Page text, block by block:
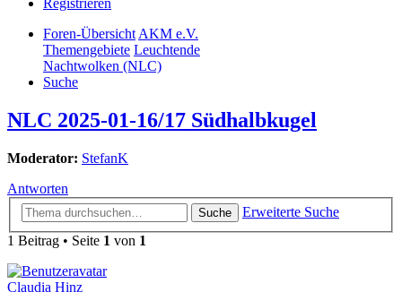
Foren-Übersicht AKM e.V.
Themengebiete Leuchtende
Nachtwolken (NLC)
Suche
NLC 2025-01-16/17 Südhalbkugel
Moderator: StefanK
Antworten
Suche
Erweiterte Suche
1 Beitrag • Seite 1 von 1
Claudia Hinz